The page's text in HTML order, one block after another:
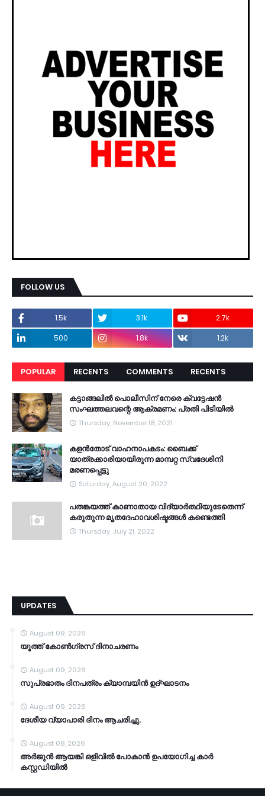
FOLLOW US
1.5k 3.1k
2.7k
500
1.8k 1.2k
POPULAR RECENTS COMMENTS RECENTS
കട്ടാങ്ങലിൽ പൊലീസിന് നേരെ ക്വട്ടേഷൻ
സംഘത്തലവന്റെ ആക്രമണം: പ്രതി പിടിയിൽ
Thursday, November 18, 2021
കളൻതോട് വാഹനാപകടം: ബൈക്ക്
യാത്രക്കാരിയായിരുന്ന മാമ്പറ്റ സ്വദേശിനി
മരണപ്പെട്ടു
Saturday, August 20, 2022
പതങ്കയത്ത് കാണാതായ വിദ്യാർത്ഥിയുടേതെന്ന്
കരുതുന്ന മൃതദേഹാവശിഷ്ടങ്ങൾ കണ്ടെത്തി
Thursday, July 21, 2022
UPDATES
August 09, 2026
യൂത്ത് കോൺഗ്രസ് ദിനാചരണം
August 09, 2026
സുപ്രഭാതം ദിനപത്രം ക്യാമ്പയിൻ ഉദ്ഘാടനം
August 09, 2026
ദേശീയ വ്യാപാരി ദിനം ആചരിച്ചു.
August 08, 2026
അർജുൻ ആയങ്കി ഒളിവിൽ പോകാൻ ഉപയോഗിച്ച കാർ
കസ്റ്റഡിയിൽ